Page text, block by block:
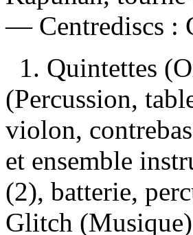
— Centrediscs :
1. Quintettes
(Percussion,
violon,
et ensemble
(2), batterie,
Glitch